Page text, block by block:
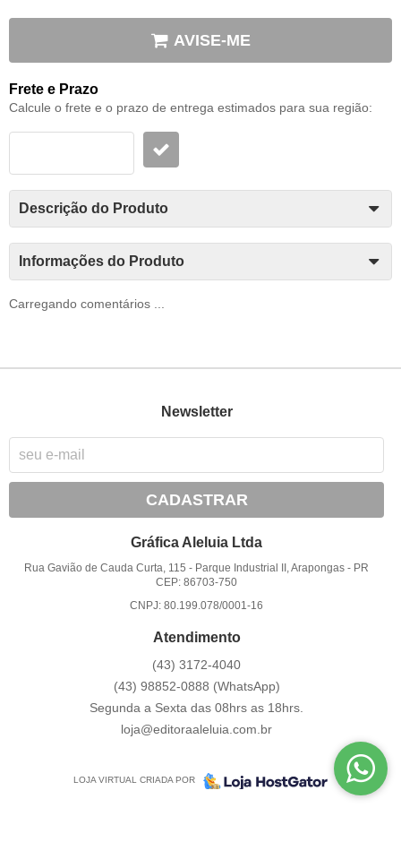
AVISE-ME
Frete e Prazo
Calcule o frete e o prazo de entrega estimados para sua região:
Descrição do Produto
Informações do Produto
Carregando comentários ...
Newsletter
CADASTRAR
Gráfica Aleluia Ltda
Rua Gavião de Cauda Curta, 115 - Parque Industrial II, Arapongas - PR
CEP: 86703-750
CNPJ: 80.199.078/0001-16
Atendimento
(43) 3172-4040
(43) 98852-0888 (WhatsApp)
Segunda a Sexta das 08hrs as 18hrs.
loja@editoraaleluia.com.br
LOJA VIRTUAL CRIADA POR